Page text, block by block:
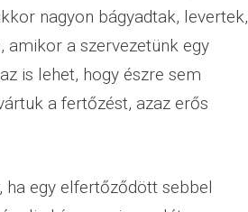
nagyon bágyadtak, levertek,
amikor a szervezetünk egy
is lehet, hogy észre sem
a fertőzést, azaz erős
egy elfertőződött sebbel